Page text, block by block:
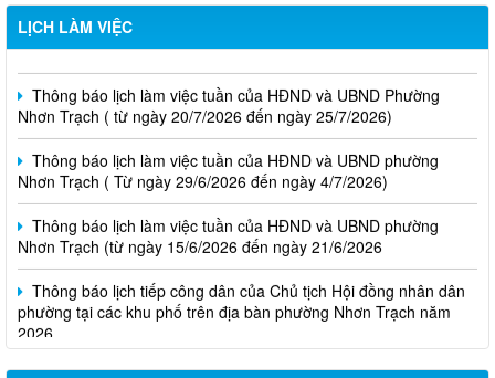
LỊCH LÀM VIỆC
Thông báo lịch làm việc tuần của HĐND và UBND phường
Nhơn Trạch( từ ngày 03/08/2026 đến ngày 08/08/2026)
Thông báo lịch làm việc tuần của HĐND và UBND Phường
Nhơn Trạch ( từ ngày 20/7/2026 đến ngày 25/7/2026)
Thông báo lịch làm việc tuần của HĐND và UBND phường
Nhơn Trạch ( Từ ngày 29/6/2026 đến ngày 4/7/2026)
Thông báo lịch làm việc tuần của HĐND và UBND phường
Nhơn Trạch (từ ngày 15/6/2026 đến ngày 21/6/2026
Thông báo lịch tiếp công dân của Chủ tịch Hội đồng nhân dân
phường tại các khu phố trên địa bàn phường Nhơn Trạch năm
2026